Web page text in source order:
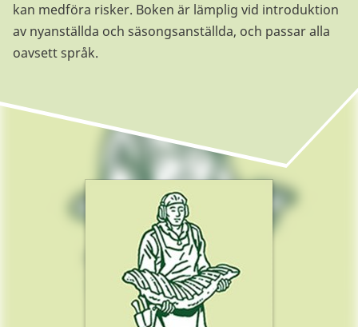
kan medföra risker. Boken är lämplig vid introduktion
av nyanställda och säsongsanställda, och passar alla
oavsett språk.